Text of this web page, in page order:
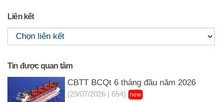
Liên kết
Tin được quan tâm
CBTT BCQt 6 tháng đầu năm 2026
(29/07/2026 | 654) new